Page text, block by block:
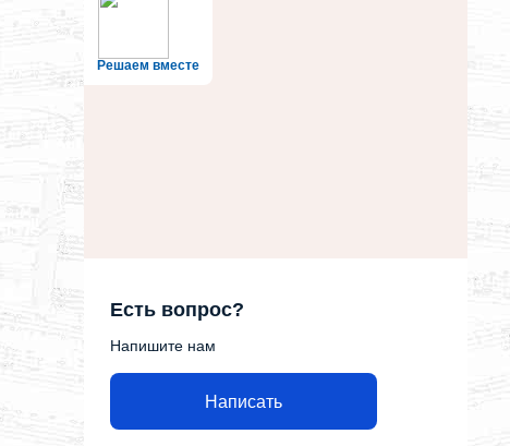
Решаем вместе
Есть вопрос?
Напишите нам
Написать